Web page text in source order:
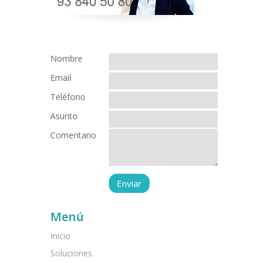
Nombre
Email
Teléfono
Asunto
Comentario
Menú
Inicio
Soluciones